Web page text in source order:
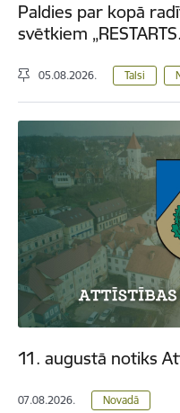
Paldies par kopā
svētkiem
05.08.2026. Talsi
11. augustā notiks
07.08.2026. Novadā